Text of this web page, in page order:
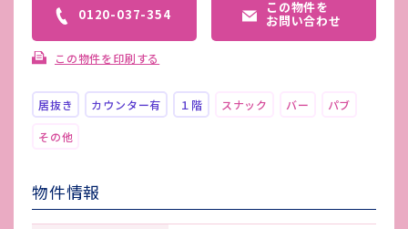
0120-037-354 この物件を
お問い合わせ
この物件を印刷する
居抜き カウンター有 １階 スナック バー パブ
その他
物件情報